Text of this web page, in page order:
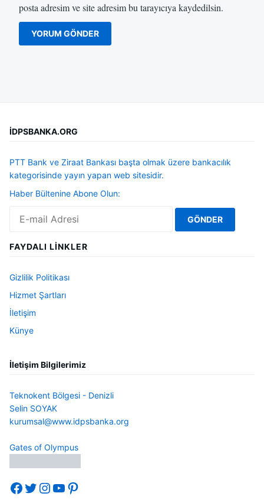
posta adresim ve site adresim bu tarayıcıya kaydedilsin.
İDPSBANKA.ORG
PTT Bank ve Ziraat Bankası başta olmak üzere bankacılık
kategorisinde yayın yapan web sitesidir.
Haber Bültenine Abone Olun:
FAYDALI LINKLER
Gizlilik Politikası
Hizmet Şartları
İletişim
Künye
İletişim Bilgilerimiz
Teknokent Bölgesi - Denizli
Selin SOYAK
kurumsal@www.idpsbanka.org
Gates of Olympus
Facebook
Twitter
Instagram
YouTube
Pinterest